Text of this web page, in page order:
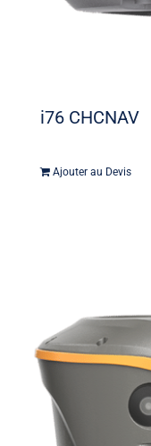
i76 CHCNAV
Ajouter au Devis